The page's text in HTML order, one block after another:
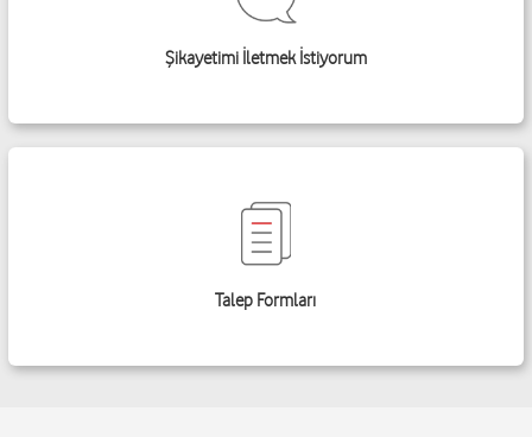
Şikayetimi İletmek İstiyorum
Talep Formları